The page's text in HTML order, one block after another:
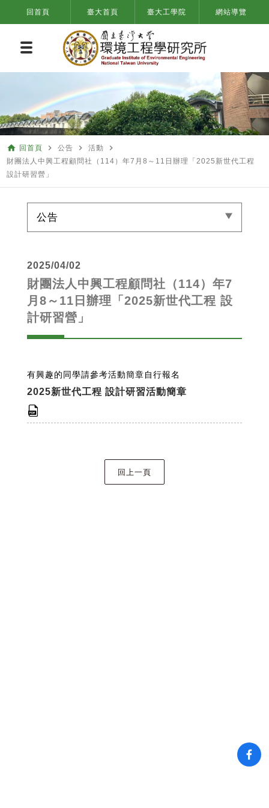
回首頁 臺大首頁 臺大工學院 網站導覽
home 回首頁 navigate_next 公告 navigate_next 活動 navigate_next
財團法人中興工程顧問社（114）年7月8～11日辦理「2025新世代工程
設計研習營」
公告
2025/04/02
財團法人中興工程顧問社（114）年7
月8～11日辦理「2025新世代工程 設
計研習營」
有興趣的同學請參考活動簡章自行報名
2025新世代工程 設計研習活動簡章